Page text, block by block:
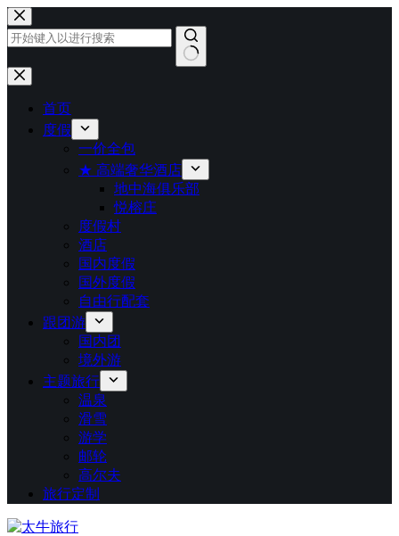
跳
至
内
容
无
首页
度假
一价全包
★ 高端奢华酒店
地中海俱乐部
悦榕庄
度假村
酒店
国内度假
国外度假
自由行配套
跟团游
国内团
境外游
主题旅行
温泉
滑雪
游学
邮轮
高尔夫
旅行定制